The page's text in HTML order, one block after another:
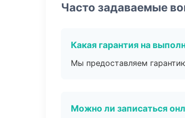
Часто задаваемые
Какая гарантия на
Мы предоставляем
Можно ли записаться